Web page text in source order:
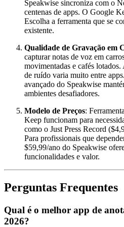
Speakwise sincroniza com o
centenas de apps. O Google
Escolha a ferramenta que se
existente.
Qualidade de Gravação em
capturar notas de voz em
movimentadas e cafés
de ruído varia muito entre
avançado do Speakwise
ambientes desafiadores.
Modelo de Preços:
Keep funcionam para
como o Just Press Record
Para profissionais que
$59,99/ano do Speakwise
funcionalidades e valor.
Perguntas Frequentes
Qual é o melhor app de
2026?